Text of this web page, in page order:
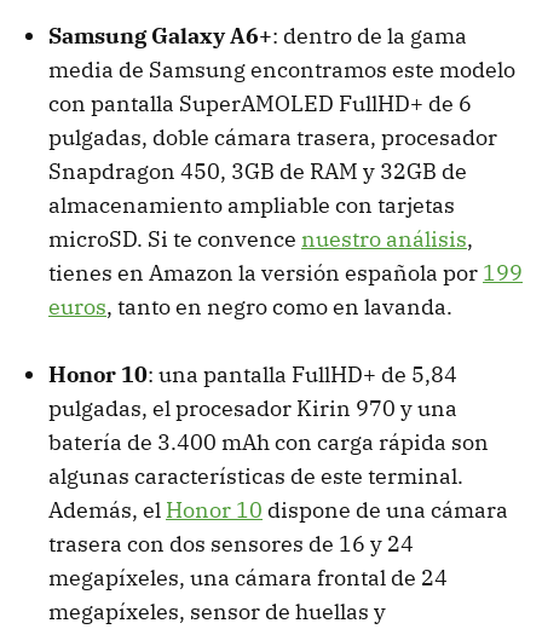
Samsung Galaxy A6+: dentro de la gama
media de Samsung encontramos este modelo
con pantalla SuperAMOLED FullHD+ de 6
pulgadas, doble cámara trasera, procesador
Snapdragon 450, 3GB de RAM y 32GB de
almacenamiento ampliable con tarjetas
microSD. Si te convence nuestro análisis,
tienes en Amazon la versión española por 199
euros, tanto en negro como en lavanda.
Honor 10: una pantalla FullHD+ de 5,84
pulgadas, el procesador Kirin 970 y una
batería de 3.400 mAh con carga rápida son
algunas características de este terminal.
Además, el Honor 10 dispone de una cámara
trasera con dos sensores de 16 y 24
megapíxeles, una cámara frontal de 24
megapíxeles, sensor de huellas y